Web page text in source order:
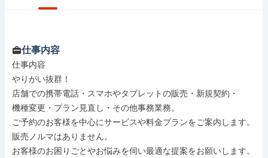
仕事内容
仕事内容
やりがい抜群！
店舗での携帯電話・スマホやタブレットの販売・新規契約・
機種変更・プラン見直し・その他事務業務。
ご予約のお客様を中心にサービスや料金プランをご案内します。
販売ノルマはありません。
お客様のお困りごとやお悩みを伺い最適な提案をお願いします。